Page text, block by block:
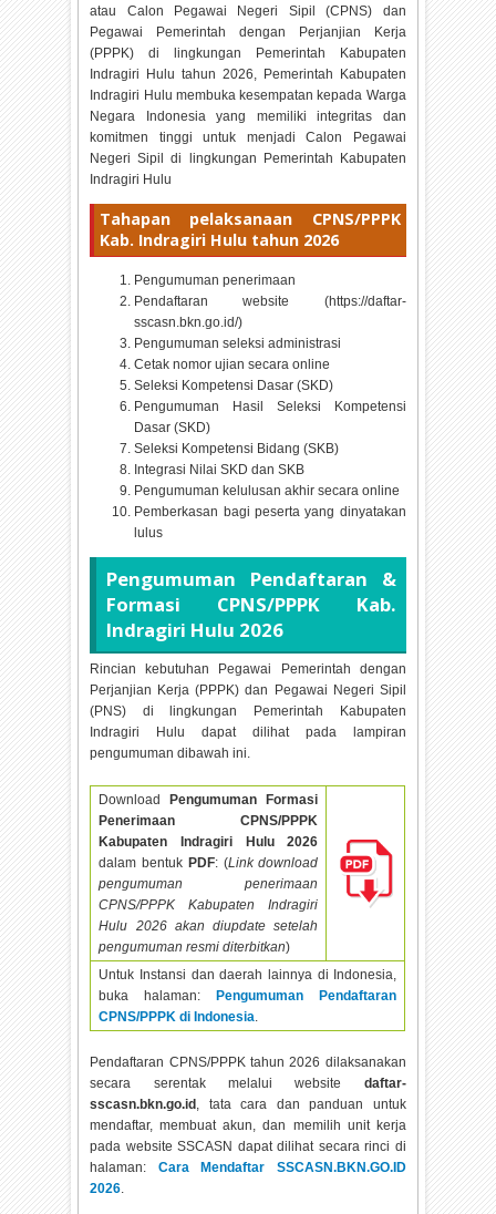
atau Calon Pegawai Negeri Sipil (CPNS) dan
Pegawai Pemerintah dengan Perjanjian Kerja
(PPPK) di lingkungan Pemerintah Kabupaten
Indragiri Hulu tahun 2026, Pemerintah Kabupaten
Indragiri Hulu membuka kesempatan kepada Warga
Negara Indonesia yang memiliki integritas dan
komitmen tinggi untuk menjadi Calon Pegawai
Negeri Sipil di lingkungan Pemerintah Kabupaten
Indragiri Hulu
Tahapan pelaksanaan CPNS/PPPK
Kab. Indragiri Hulu tahun 2026
Pengumuman penerimaan
Pendaftaran website (https://daftar-
sscasn.bkn.go.id/)
Pengumuman seleksi administrasi
Cetak nomor ujian secara online
Seleksi Kompetensi Dasar (SKD)
Pengumuman Hasil Seleksi Kompetensi
Dasar (SKD)
Seleksi Kompetensi Bidang (SKB)
Integrasi Nilai SKD dan SKB
Pengumuman kelulusan akhir secara online
Pemberkasan bagi peserta yang dinyatakan
lulus
Pengumuman Pendaftaran &
Formasi CPNS/PPPK Kab.
Indragiri Hulu 2026
Rincian kebutuhan Pegawai Pemerintah dengan
Perjanjian Kerja (PPPK) dan Pegawai Negeri Sipil
(PNS) di lingkungan Pemerintah Kabupaten
Indragiri Hulu dapat dilihat pada lampiran
pengumuman dibawah ini.
Download
Pengumuman Formasi
Penerimaan CPNS/PPPK
Kabupaten Indragiri Hulu2026
dalam bentuk PDF: (Link download
pengumuman penerimaan
CPNS/PPPK Kabupaten Indragiri
Hulu 2026 akan diupdate setelah
pengumuman resmi diterbitkan)
Untuk Instansi dan daerah lainnya di Indonesia,
buka halaman:
Pengumuman Pendaftaran
CPNS/PPPK di Indonesia.
Pendaftaran CPNS/PPPK tahun2026 dilaksanakan
secara serentak melalui website daftar-
sscasn.bkn.go.id , tata cara dan panduan untuk
mendaftar, membuat akun, dan memilih unit kerja
pada website SSCASN dapat dilihat secara rinci di
halaman: Cara Mendaftar SSCASN.BKN.GO.ID
2026.